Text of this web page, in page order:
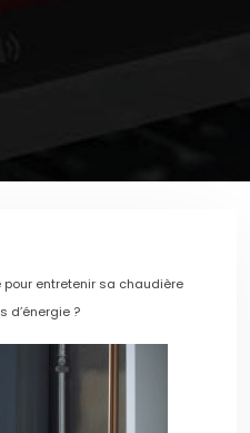
entretenir sa chaudière
d’énergie ?